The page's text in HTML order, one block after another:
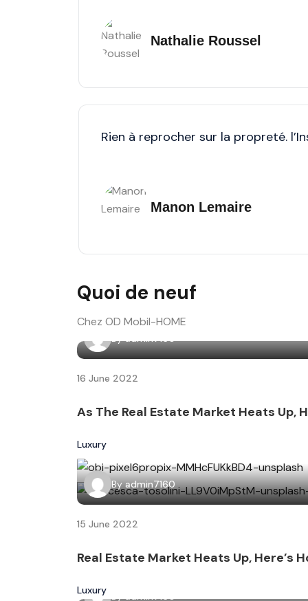
Nathalie Roussel
Rien à reprocher sur la propreté.
Manon Lemaire
Quoi de neuf
Chez OD Mobil-HOME
Byadmin7160
16 June 2022
As The Real Estate Market Heats Up,
Luxury
Byadmin7160
15 June 2022
Real Estate Market Heats Up, Here’s
Luxury Byadmin7160